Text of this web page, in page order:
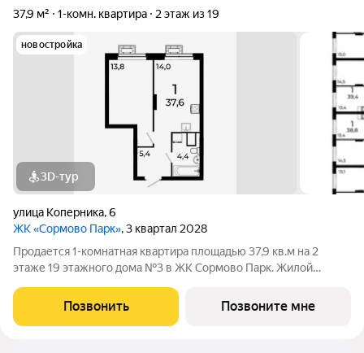
37,9 м²
1-комн. квартира 2 этаж из 19
новостройка
3D-тур
улица Коперника,6
ЖК «Сормово Парк», 3 квартал 2028
Продается 1-комнатная квартира площадью 37,9 кв.м на 2
этаже 19 этажного дома №3 в ЖК Сормово Парк. Жилой
центральной локации Сормовского района Нижнего
Новгорода. В окружении комплекса Сормовский
Позвонить Позвоните мне